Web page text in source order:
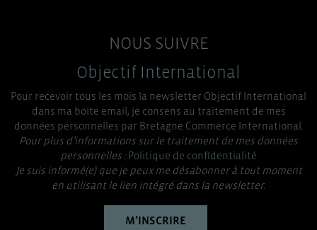
NOUS SUIVRE
Objectif International
Pour recevoir tous les mois la newsletter Objectif International
dans ma boite email, je consens au traitement de mes
données personnelles par Bretagne Commerce International.
Pour plus d’informations sur le traitement de mes données
personnelles :Politique de confidentialité
Je suis informé(e) que je peux me désabonner à tout moment
en utilisant le lien intégré dans la newsletter.
M’INSCRIRE